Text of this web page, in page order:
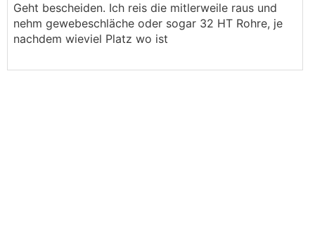
Geht bescheiden. Ich reis die mitlerweile raus und
nehm gewebeschläche oder sogar 32 HT Rohre, je
nachdem wieviel Platz wo ist